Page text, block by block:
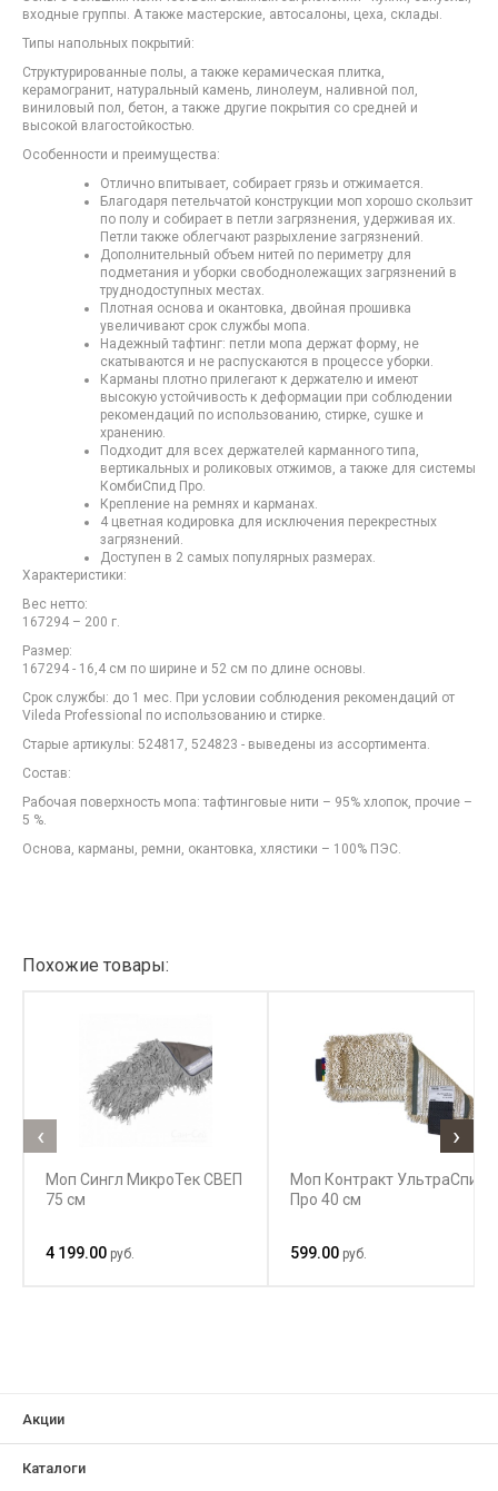
входные группы. А также мастерские, автосалоны, цеха, склады.
Типы напольных покрытий:
Структурированные полы, а также керамическая плитка,
керамогранит, натуральный камень, линолеум, наливной пол,
виниловый пол, бетон, а также другие покрытия со средней и
высокой влагостойкостью.
Особенности и преимущества:
Отлично впитывает, собирает грязь и отжимается.
Благодаря петельчатой конструкции моп хорошо скользит
по полу и собирает в петли загрязнения, удерживая их.
Петли также облегчают разрыхление загрязнений.
Дополнительный объем нитей по периметру для
подметания и уборки свободнолежащих загрязнений в
труднодоступных местах.
Плотная основа и окантовка, двойная прошивка
увеличивают срок службы мопа.
Надежный тафтинг: петли мопа держат форму, не
скатываются и не распускаются в процессе уборки.
Карманы плотно прилегают к держателю и имеют
высокую устойчивость к деформации при соблюдении
рекомендаций по использованию, стирке, сушке и
хранению.
Подходит для всех держателей карманного типа,
вертикальных и роликовых отжимов, а также для системы
КомбиСпид Про.
Крепление на ремнях и карманах.
4 цветная кодировка для исключения перекрестных
загрязнений.
Доступен в 2 самых популярных размерах.
Характеристики:
Вес нетто:
167294 – 200 г.
Размер:
167294 - 16,4 см по ширине и 52 см по длине основы.
Срок службы: до 1 мес. При условии соблюдения рекомендаций от
Vileda Professional по использованию и стирке.
Старые артикулы: 524817, 524823 - выведены из ассортимента.
Состав:
Рабочая поверхность мопа: тафтинговые нити – 95% хлопок, прочие –
5 %.
Основа, карманы, ремни, окантовка, хлястики – 100% ПЭС.
Похожие товары:
Моп Сингл МикроТек СВЕП
75 см
4 199.00 руб.
Моп Контракт УльтраСпид
Про 40 см
599.00 руб.
‹ ›
Акции
Каталоги